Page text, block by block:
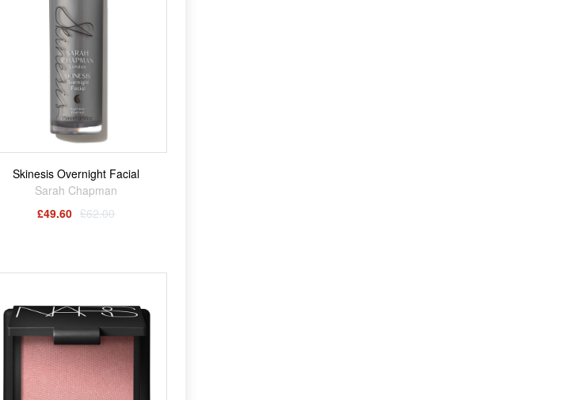
Skinesis Overnight Facial
Sarah Chapman
£49.60 £62.00